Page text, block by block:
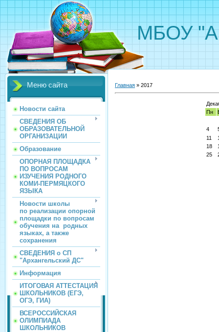
МБОУ
Меню сайта
Новости сайта
СВЕДЕНИЯ ОБ
ОБРАЗОВАТЕЛЬНОЙ
ОРГАНИЗАЦИИ
Образование
ОПОРНАЯ ПЛОЩАДКА
ПО ВОПРОСАМ
ИЗУЧЕНИЯ РОДНОГО
КОМИ-ПЕРМЯЦКОГО
ЯЗЫКА
Новости школы
по реализации опорной
площадки по вопросам
обучения на родных
языках, а также
сохранения
СВЕДЕНИЯ о СП
"Архангельский ДС"
Информация
ИТОГОВАЯ АТТЕСТАЦИЯ
ШКОЛЬНИКОВ (ЕГЭ,
ОГЭ, ГИА)
ВСЕРОССИЙСКАЯ
ОЛИМПИАДА
ШКОЛЬНИКОВ
Главная » 2017
Пн
4
11
18
25